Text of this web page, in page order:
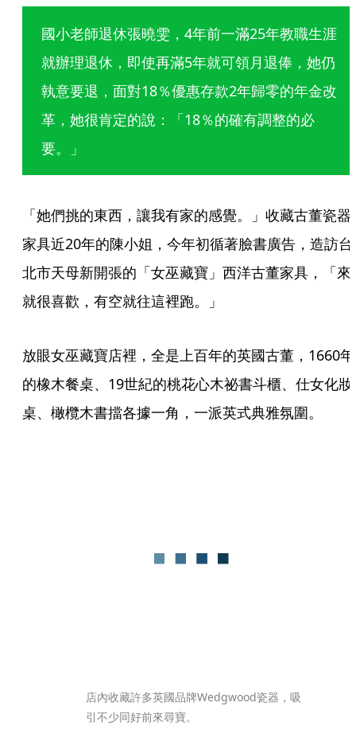
國小老師退休張曉雯，4年前一滿25年教職生涯
就辦理退休，即使再滿5年就可領月退俸，她仍
執意要退，面對18％優惠存款2年歸零的年金改
革，她很肯定的說：「18％的確有調整的必
要。」
「她們挑的東西，讓我有家的感覺。」收藏古董瓷器
家具近20年的陳小姐，今年初循著臉書廣告，造訪台
北市天母新開張的「女巫藏寶」西洋古董家具，「來
就很喜歡，有空就往這裡跑。」
放眼女巫藏寶店裡，全是上百年的英國古董，1660年
的橡木餐桌、19世紀的桃花心木祕書斗櫃、仕女化妝
桌、橄欖木書擋各據一角，一派英式典雅氛圍。
店內收藏許多英國品牌Wedgwood瓷器，吸
引不少同好前來尋寶。